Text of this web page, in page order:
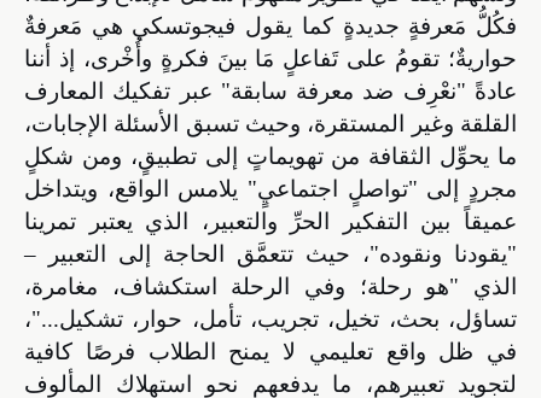
فكُلُّ مَعرفةٍ جديدةٍ كما يقول فيجوتسكي هي مَعرفةٌ
حواريةٌ؛ تقومُ على تَفاعلٍ مَا بينَ فكرةٍ وأُخْرى، إذ أننا
عادةً "نعْرِف ضد معرفة سابقة" عبر تفكيك المعارف
القلقة وغير المستقرة، وحيث تسبق الأسئلة الإجابات،
ما يحوِّل الثقافة من تهويماتٍ إلى تطبيقٍ، ومن شكلٍ
مجردٍ إلى "تواصلٍ اجتماعيٍ" يلامس الواقع، ويتداخل
عميقاً بين التفكير الحرِّ والتعبير، الذي يعتبر تمرينا
"يقودنا ونقوده"، حيث تتعمَّق الحاجة إلى التعبير –
الذي "هو رحلة؛ وفي الرحلة استكشاف، مغامرة،
تساؤل، بحث، تخيل، تجريب، تأمل، حوار، تشكيل..."،
في ظل واقع تعليمي لا يمنح الطلاب فرصًا كافية
لتجويد تعبيرهم، ما يدفعهم نحو استهلاك المألوف